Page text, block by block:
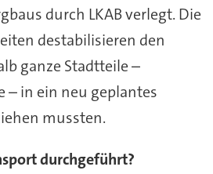
durch LKAB verlegt. Die
destabilisieren den
ganze Stadtteile –
– in ein neu geplantes
mussten.
durchgeführt?